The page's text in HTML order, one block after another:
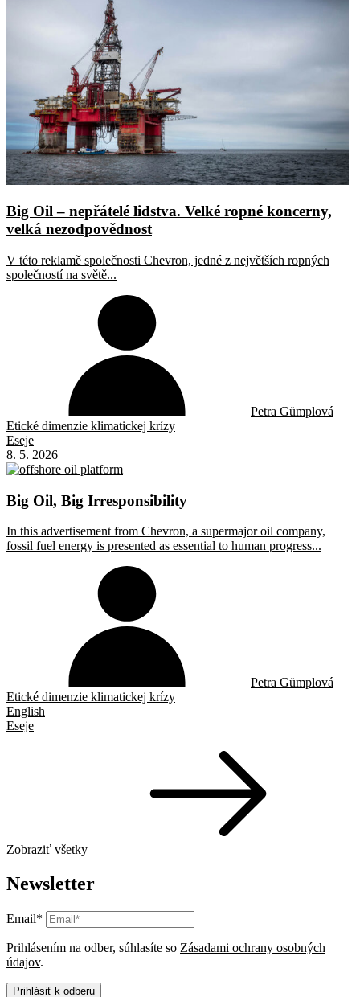
Big Oil – nepřátelé lidstva. Velké ropné koncerny,
velká nezodpovědnost
V této reklamě společnosti Chevron, jedné z největších ropných
společností na světě...
Petra Gümplová
Etické dimenzie klimatickej krízy
Eseje
8. 5. 2026
Big Oil, Big Irresponsibility
In this advertisement from Chevron, a supermajor oil company,
fossil fuel energy is presented as essential to human progress...
Petra Gümplová
Etické dimenzie klimatickej krízy
English
Eseje
Zobraziť všetky
Newsletter
Email*
Prihlásením na odber, súhlasíte so Zásadami ochrany osobných
údajov.
Prihlásiť k odberu